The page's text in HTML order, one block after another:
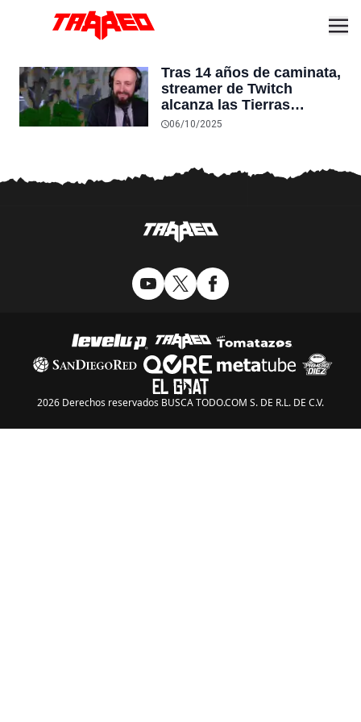
Tras 14 años de caminata,
streamer de Twitch
alcanza las Tierras
Lejanas de Minecraft tras
06/10/2025
2026 Derechos reservados BUSCA TODO.COM S. DE R.L. DE C.V.